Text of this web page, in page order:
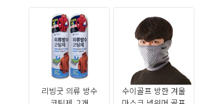
리빙굿 의류 방수
수이골프 방한 겨울